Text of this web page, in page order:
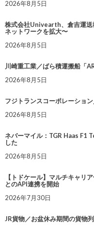
2026年8月5日
株式会社Univearth、倉吉運送
ネットワークを拡大〜
2026年8月5日
川崎重工業／ばら積運搬船「
2026年8月5日
フジトランスコーポレーショ
2026年8月5日
ネバーマイル：TGR Haas F1
した
2026年8月5日
【トドケール】マルチキャリ
とのAPI連携を開始
2026年7月30日
JR貨物／お盆休み期間の貨物